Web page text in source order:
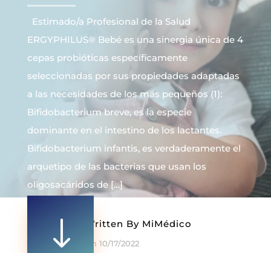
Estimado/a Profesional de la Salud
ERGYPHILUS® Bebé es una sinergia única de 4
cepas probióticas específicamente
seleccionadas por sus propiedades adaptadas
a las necesidades de los más pequeños (1):
Bifidobacterium breve, es la especie
dominante en el intestino de los lactantes.
Bifidobacterium infantis, es verdaderamente el
arquetipo de las bacterias que usan los
oligosacáridos de […]
Written By MiMédico
On 10/17/2022
"